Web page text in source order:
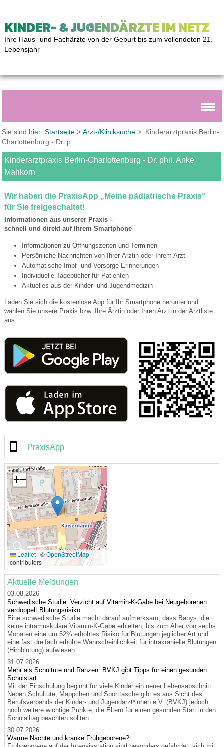
KINDER- & JUGENDÄRZTE IM NETZ
Ihre Haus- und Fachärzte von der Geburt bis zum vollendeten 21.
Lebensjahr
Sie sind hier:Startseite >Arzt-/Kliniksuche > Kinderarztpraxis Berlin-
Charlottenburg - Dr. p...
Kinderarztpraxis Berlin-Charlottenburg - Dr. phil. Anke
Mahkorn
Wir haben die PraxisApp „Meine pädiatrische Praxis“
für Sie freigeschaltet!
Informationen aus unserer Praxis –
schnell und direkt auf Ihrem Smartphone
Informationen zu Öffnungszeiten und Terminen
Persönliche Nachrichten von Ihrer Ärztin oder Ihrem Arzt
Automatische Impf- und Vorsorge-Erinnerungen
Individuelle Tagebücher für Patienten
Aktuelles aus der Kinder- und Jugendmedizin
Laden Sie sich die kostenlose App für Ihr Smartphone herunter und
wählen Sie unsere Praxis bzw. Ihre Ärztin oder Ihren Arzt in der Arztliste
aus.
PraxisApp
🔍
+−
Leaflet | ©OpenStreetMap
contributors
Aktuelle Meldungen
03.08.2026
Schwedische Studie: Verzicht auf Vitamin-K-Gabe bei Neugeborenen
verdoppelt Blutungsrisiko
Eine schwedische Studie macht darauf aufmerksam, dass Babys, die
keine intramuskuläre Vitamin-K-Gabe erhielten, bis zum Alter von sechs
Monaten eine um 52% erhöhtes Risiko für Blutungen jeglicher Art und
eine fast dreifach erhöhte Wahrscheinlichkeit für intrakranielle Blutungen
(Hirnblutung) aufwiesen.
31.07.2026
Mehr als Schultüte und Ranzen: BVKJ gibt Tipps für einen gesunden
Schulstart
Mit der Einschulung beginnt für viele Kinder ein neuer Lebensabschnitt.
Neben Schultüte, Mäppchen und Sporttasche gibt es aus Sicht des
Berufsverbands der Kinder- und Jugendärzt*innen e.V. (BVKJ) jedoch
noch weitere wichtige Punkte, die Eltern für einen gesunden Start in den
Schulalltag beachten sollten.
30.07.2026
Warme Nächte und kranke Frühgeborene?